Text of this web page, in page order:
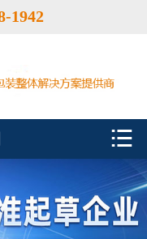
 首页
案例•新闻
1942
